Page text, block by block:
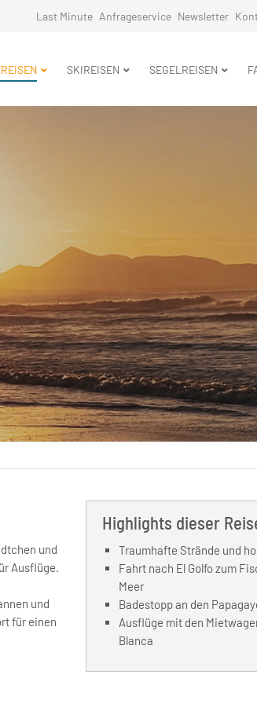
Navigation
Last Minute Anfrageservice Newsletter
SKIREISEN SEGELREISEN
und
Ausflüge.
und
für einen
Highlights dieser
Traumhafte Strände und
Fahrt nach El Golfo zum
Meer
Badestopp an den
Ausflüge mit den
Blanca